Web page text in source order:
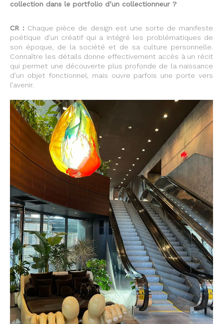
collection dans le portfolio d’un collectionneur ?
CR : Chaque pièce de design est une sorte de manifeste
poétique d’un créatif qui a intégré les problématiques de
son époque, de la société et de sa culture personnelle.
Connaître les détails donne effectivement accès à un récit
qui permet une découverte plus profonde de la naissance
d’un objet fonctionnel, mais ouvre parfois une porte vers
l’avenir.